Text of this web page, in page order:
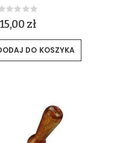
Rating:
0%
15,00 zł
DO KOSZYKA